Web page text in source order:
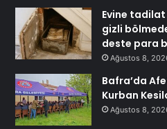
Evine
gizli
deste para
Ağustos 8,
Bafra’da
Kurban
Ağustos 8,